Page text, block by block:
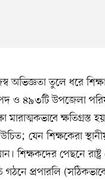
অভিজ্ঞতা তুলে ধরে
পদ ও ৪৯৩টি উপজেলা
ক্ষতিগ্রস্ত
যেন শিক্ষকেরা
শিক্ষকদের পেছনে
প্রপারলি